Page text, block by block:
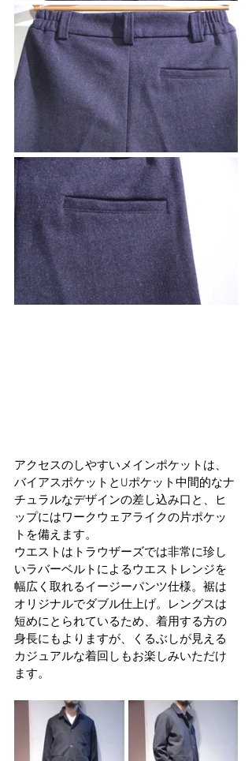
アクセスのしやすいメインポケットは、
バイアスポケットとUポケット中間的なナ
チュラルなデザインの差し込み口と、ヒ
ップにはワークウェアライクの片ポケッ
トを備えます。
ウエストはトラウザーズでは非常に珍し
いラバーベルトによるウエストレンジを
幅広く取れるイージーパンツ仕様。裾は
オリジナルでダブル仕上げ。レングスは
短めにとられているため、着用する方の
身長にもよりますが、くるぶしが見える
カジュアルな着回しもお楽しみいただけ
ます。